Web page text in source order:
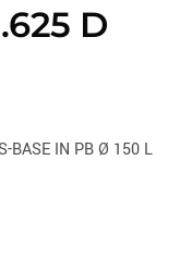
D
BASE IN PB Ø 150 L